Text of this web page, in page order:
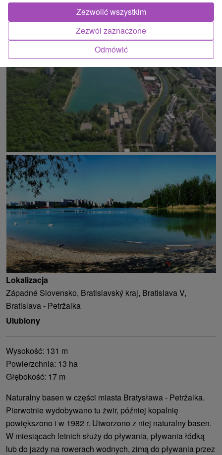
ATRAKCJĄ
Lokalizacja
Západné Slovensko, Bratislavský kraj, Bratislava V,
Bratislava - Petržalka
Ulubiony
Wysokość: 131 m
Powierzchnia: 13 ha
Głębokość: 17 m
Naturalny basen w części miasta Bratysława - Petržalka.
Pierwotnie wydobywano tu żwir, później kopalnię
powiększono i w 1982 r. Utworzono z niej naturalny basen.
W miesiącach letnich służy do pływania, pływania łódką
lub do jazdy na rowerach wodnych, zimą do pływania przez
Odmówić
Zezwól zaznaczone
Zezwolić wszystkim